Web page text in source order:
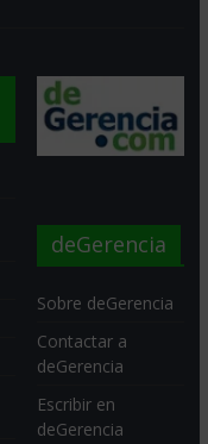
deGerencia
Sobre deGerencia
Contactar a
deGerencia
Escribir en
deGerencia